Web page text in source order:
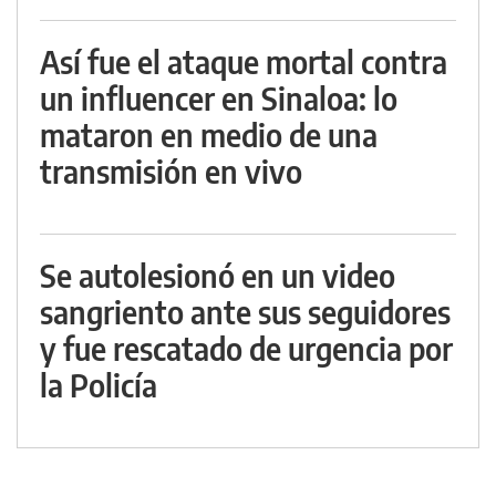
Así fue el ataque mortal contra
un influencer en Sinaloa: lo
mataron en medio de una
transmisión en vivo
Se autolesionó en un video
sangriento ante sus seguidores
y fue rescatado de urgencia por
la Policía